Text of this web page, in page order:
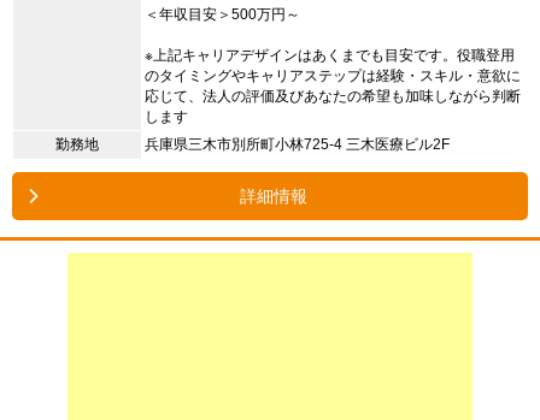
＜年収目安＞500万円～
※上記キャリアデザインはあくまでも目安です。役職登用
のタイミングやキャリアステップは経験・スキル・意欲に
応じて、法人の評価及びあなたの希望も加味しながら判断
します
勤務地
兵庫県三木市別所町小林725-4 三木医療ビル2F
詳細情報